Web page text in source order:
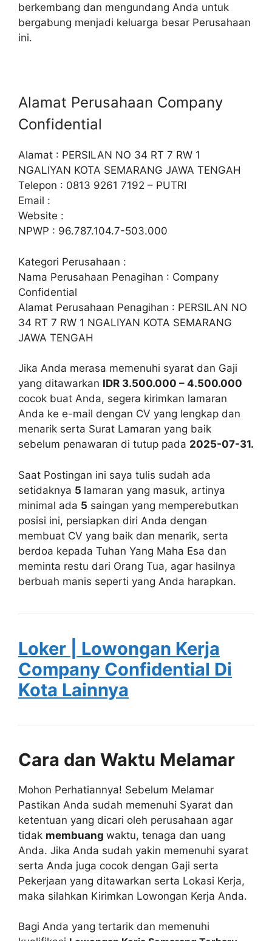
berkembang dan mengundang Anda untuk
bergabung menjadi keluarga besar Perusahaan
ini.
Alamat Perusahaan Company
Confidential
Alamat : PERSILAN NO 34 RT 7 RW 1
NGALIYAN KOTA SEMARANG JAWA TENGAH
Telepon : 0813 9261 7192 – PUTRI
Email :
Website :
NPWP : 96.787.104.7-503.000
Kategori Perusahaan :
Nama Perusahaan Penagihan : Company
Confidential
Alamat Perusahaan Penagihan : PERSILAN NO
34 RT 7 RW 1 NGALIYAN KOTA SEMARANG
JAWA TENGAH
Jika Anda merasa memenuhi syarat dan Gaji
yang ditawarkan IDR 3.500.000 – 4.500.000
cocok buat Anda, segera kirimkan lamaran
Anda ke e-mail dengan CV yang lengkap dan
menarik serta Surat Lamaran yang baik
sebelum penawaran di tutup pada 2025-07-31.
Saat Postingan ini saya tulis sudah ada
setidaknya 5 lamaran yang masuk, artinya
minimal ada 5 saingan yang memperebutkan
posisi ini, persiapkan diri Anda dengan
membuat CV yang baik dan menarik, serta
berdoa kepada Tuhan Yang Maha Esa dan
meminta restu dari Orang Tua, agar hasilnya
berbuah manis seperti yang Anda harapkan.
Loker | Lowongan Kerja
Company Confidential Di
Kota Lainnya
Cara dan Waktu Melamar
Mohon Perhatiannya! Sebelum Melamar
Pastikan Anda sudah memenuhi Syarat dan
ketentuan yang dicari oleh perusahaan agar
tidak membuang waktu, tenaga dan uang
Anda. Jika Anda sudah yakin memenuhi syarat
serta Anda juga cocok dengan Gaji serta
Pekerjaan yang ditawarkan serta Lokasi Kerja,
maka silahkan Kirimkan Lowongan Kerja Anda.
Bagi Anda yang tertarik dan memenuhi